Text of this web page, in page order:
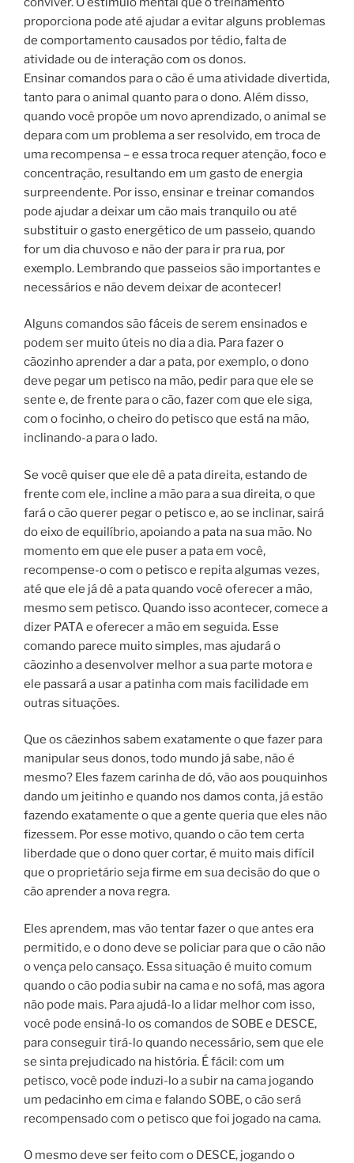
proporciona pode até ajudar a evitar alguns problemas
de comportamento causados por tédio, falta de
atividade ou de interação com os donos.
Ensinar comandos para o cão é uma atividade divertida,
tanto para o animal quanto para o dono. Além disso,
quando você propõe um novo aprendizado, o animal se
depara com um problema a ser resolvido, em troca de
uma recompensa – e essa troca requer atenção, foco e
concentração, resultando em um gasto de energia
surpreendente. Por isso, ensinar e treinar comandos
pode ajudar a deixar um cão mais tranquilo ou até
substituir o gasto energético de um passeio, quando
for um dia chuvoso e não der para ir pra rua, por
exemplo. Lembrando que passeios são importantes e
necessários e não devem deixar de acontecer!
Alguns comandos são fáceis de serem ensinados e
podem ser muito úteis no dia a dia. Para fazer o
cãozinho aprender a dar a pata, por exemplo, o dono
deve pegar um petisco na mão, pedir para que ele se
sente e, de frente para o cão, fazer com que ele siga,
com o focinho, o cheiro do petisco que está na mão,
inclinando-a para o lado.
Se você quiser que ele dê a pata direita, estando de
frente com ele, incline a mão para a sua direita, o que
fará o cão querer pegar o petisco e, ao se inclinar, sairá
do eixo de equilíbrio, apoiando a pata na sua mão. No
momento em que ele puser a pata em você,
recompense-o com o petisco e repita algumas vezes,
até que ele já dê a pata quando você oferecer a mão,
mesmo sem petisco. Quando isso acontecer, comece a
dizer PATA e oferecer a mão em seguida. Esse
comando parece muito simples, mas ajudará o
cãozinho a desenvolver melhor a sua parte motora e
ele passará a usar a patinha com mais facilidade em
outras situações.
Que os cãezinhos sabem exatamente o que fazer para
manipular seus donos, todo mundo já sabe, não é
mesmo? Eles fazem carinha de dó, vão aos pouquinhos
dando um jeitinho e quando nos damos conta, já estão
fazendo exatamente o que a gente queria que eles não
fizessem. Por esse motivo, quando o cão tem certa
liberdade que o dono quer cortar, é muito mais difícil
que o proprietário seja firme em sua decisão do que o
cão aprender a nova regra.
Eles aprendem, mas vão tentar fazer o que antes era
permitido, e o dono deve se policiar para que o cão não
o vença pelo cansaço. Essa situação é muito comum
quando o cão podia subir na cama e no sofá, mas agora
não pode mais. Para ajudá-lo a lidar melhor com isso,
você pode ensiná-lo os comandos de SOBE e DESCE,
para conseguir tirá-lo quando necessário, sem que ele
se sinta prejudicado na história. É fácil: com um
petisco, você pode induzi-lo a subir na cama jogando
um pedacinho em cima e falando SOBE, o cão será
recompensado com o petisco que foi jogado na cama.
O mesmo deve ser feito com o DESCE, jogando o